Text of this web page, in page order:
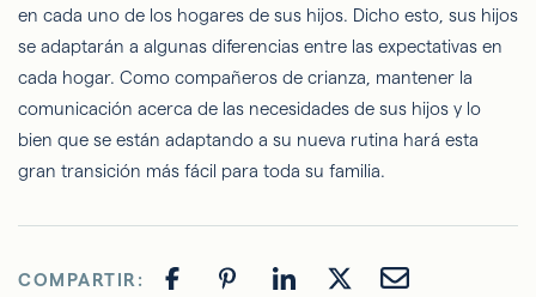
en cada uno de los hogares de sus hijos. Dicho esto, sus hijos
se adaptarán a algunas diferencias entre las expectativas en
cada hogar. Como compañeros de crianza, mantener la
comunicación acerca de las necesidades de sus hijos y lo
bien que se están adaptando a su nueva rutina hará esta
gran transición más fácil para toda su familia.
COMPARTIR: